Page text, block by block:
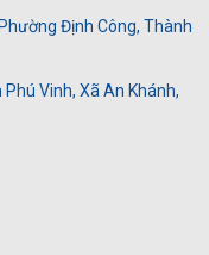
Định Công, Thành
Vinh, Xã An Khánh,